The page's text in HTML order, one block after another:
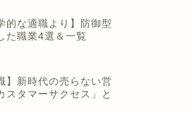
的な適職より】防御型
た職業4選＆一覧
】新時代の売らない営
スタマーサクセス」と